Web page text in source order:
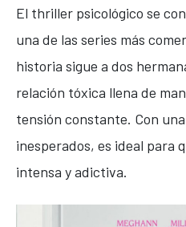
El thriller psicológico se
una de las series más
historia sigue a dos
relación tóxica llena de
tensión constante. Con
inesperados, es ideal para
intensa y adictiva.